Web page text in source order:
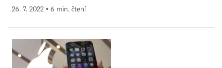
26. 7. 2022 ▪ 6 min. čtení